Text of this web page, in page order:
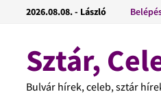
2026.08.08. - László
Sztár,
Bulvár hírek, celeb, sztár